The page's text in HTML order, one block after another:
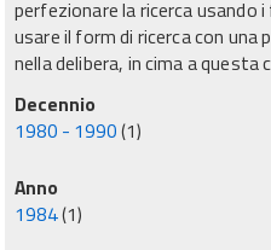
perfezionare la ricerca
usare il form di ricerca con
nella delibera, in cima a questa
Decennio
1980 - 1990(1)
Anno
1984(1)